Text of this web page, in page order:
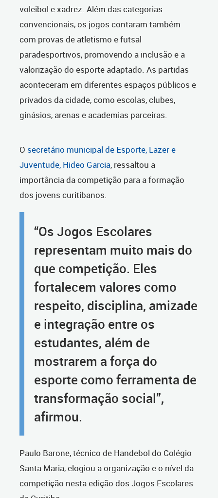
voleibol e xadrez. Além das categorias
convencionais, os jogos contaram também
com provas de atletismo e futsal
paradesportivos, promovendo a inclusão e a
valorização do esporte adaptado. As partidas
aconteceram em diferentes espaços públicos e
privados da cidade, como escolas, clubes,
ginásios, arenas e academias parceiras.
O secretário municipal de Esporte, Lazer e
Juventude, Hideo Garcia, ressaltou a
importância da competição para a formação
dos jovens curitibanos.
“Os Jogos Escolares
representam muito mais do
que competição. Eles
fortalecem valores como
respeito, disciplina, amizade
e integração entre os
estudantes, além de
mostrarem a força do
esporte como ferramenta de
transformação social”,
afirmou.
Paulo Barone, técnico de Handebol do Colégio
Santa Maria, elogiou a organização e o nível da
competição nesta edição dos Jogos Escolares